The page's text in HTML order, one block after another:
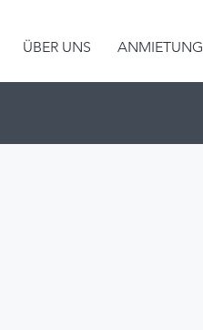
ÜBER UNS ANMIETUNG